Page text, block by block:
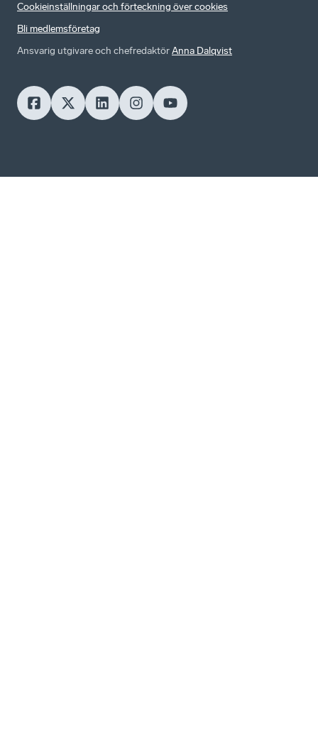
Cookieinställningar och förteckning över cookies
Bli medlemsföretag
Ansvarig utgivare och chefredaktörAnna Dalqvist